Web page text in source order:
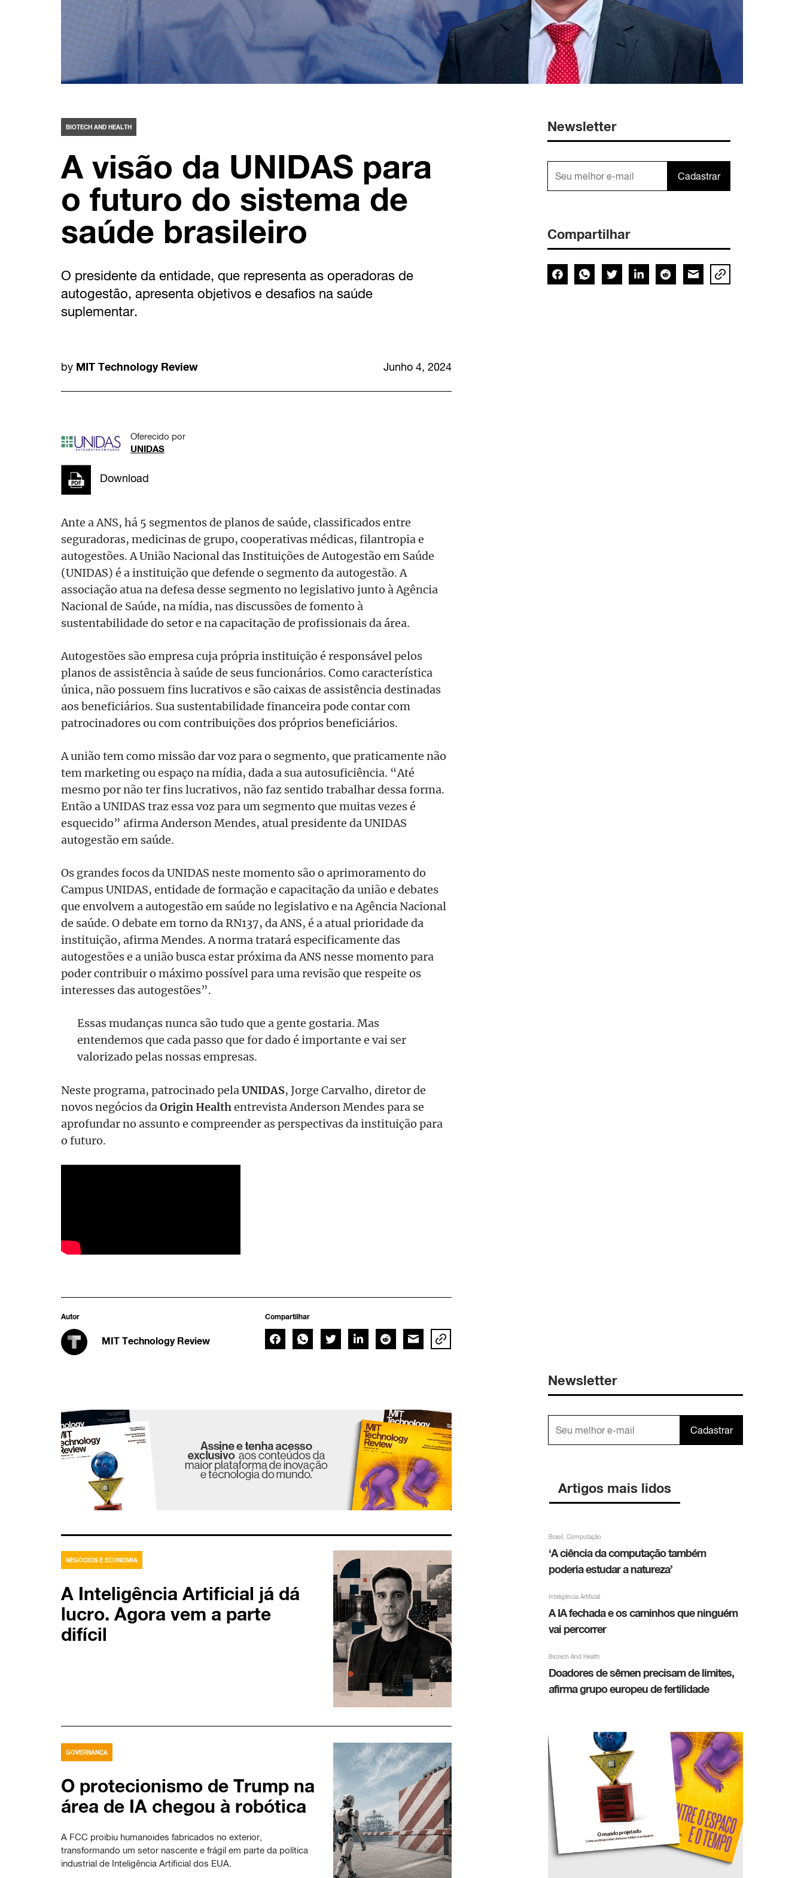
BIOTECH AND HEALTH
A visão da UNIDAS para
o futuro do sistema de
saúde brasileiro
O presidente da entidade, que representa as operadoras de
autogestão, apresenta objetivos e desafios na saúde
suplementar.
by MIT Technology Review Junho 4, 2024
Oferecido por
UNIDAS
Download
Ante a ANS, há 5 segmentos de planos de saúde, classificados entre
seguradoras, medicinas de grupo, cooperativas médicas, filantropia e
autogestões. A União Nacional das Instituições de Autogestão em Saúde
(UNIDAS) é a instituição que defende o segmento da autogestão. A
associação atua na defesa desse segmento no legislativo junto à Agência
Nacional de Saúde, na mídia, nas discussões de fomento à
sustentabilidade do setor e na capacitação de profissionais da área.
Autogestões são empresa cuja própria instituição é responsável pelos
planos de assistência à saúde de seus funcionários. Como característica
única, não possuem fins lucrativos e são caixas de assistência destinadas
aos beneficiários. Sua sustentabilidade financeira pode contar com
patrocinadores ou com contribuições dos próprios beneficiários.
A união tem como missão dar voz para o segmento, que praticamente não
tem marketing ou espaço na mídia, dada a sua autosuficiência. “Até
mesmo por não ter fins lucrativos, não faz sentido trabalhar dessa forma.
Então a UNIDAS traz essa voz para um segmento que muitas vezes é
esquecido” afirma Anderson Mendes, atual presidente da UNIDAS
autogestão em saúde.
Os grandes focos da UNIDAS neste momento são o aprimoramento do
Campus UNIDAS, entidade de formação e capacitação da união e debates
que envolvem a autogestão em saúde no legislativo e na Agência Nacional
de saúde. O debate em torno da RN137, da ANS, é a atual prioridade da
instituição, afirma Mendes. A norma tratará especificamente das
autogestões e a união busca estar próxima da ANS nesse momento para
poder contribuir o máximo possível para uma revisão que respeite os
interesses das autogestões”.
Essas mudanças nunca são tudo que a gente gostaria. Mas
entendemos que cada passo que for dado é importante e vai ser
valorizado pelas nossas empresas.
Neste programa, patrocinado pela UNIDAS, Jorge Carvalho, diretor de
novos negócios da Origin Health entrevista Anderson Mendes para se
aprofundar no assunto e compreender as perspectivas da instituição para
o futuro.
Autor
MIT Technology Review
Compartilhar
Newsletter
Cadastrar
Compartilhar
NEGÓCIOS E ECONOMIA
A Inteligência Artificial já dá
lucro. Agora vem a parte
difícil
GOVERNANÇA
O protecionismo de Trump na
área de IA chegou à robótica
A FCC proibiu humanoides fabricados no exterior,
transformando um setor nascente e frágil em parte da política
industrial de Inteligência Artificial dos EUA.
Newsletter
Cadastrar
Artigos mais lidos